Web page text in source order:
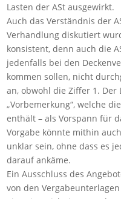
Lasten der ASt ausgewirkt.
Auch das Verständnis der
Verhandlung diskutiert
konsistent, denn auch die
jedenfalls bei den
kommen sollen, nicht
an, obwohl die Ziffer 1. Der
„Vorbemerkung“, welche
enthält – als Vorspann für
Vorgabe könnte mithin
unklar sein, ohne dass es
darauf ankäme.
Ein Ausschluss des
von den